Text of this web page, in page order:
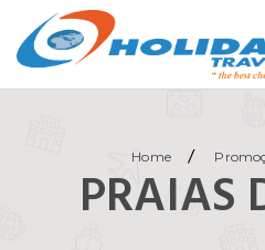
Home /
PRAIAS